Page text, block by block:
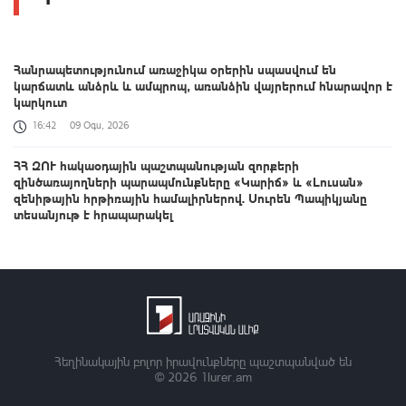
Հանրապետությունում առաջիկա օրերին սպասվում են
կարճատև անձրև և ամպրոպ, առանձին վայրերում հնարավոր է
կարկուտ
16:42 09 Օգս, 2026
ՀՀ ԶՈՒ հակաօդային պաշտպանության զորքերի
զինծառայողների պարապմունքները «Կարիճ» և «Լուսան»
զենիթային հրթիռային համալիրներով. Սուրեն Պապիկյանը
տեսանյութ է հրապարակել
+35°C-ից բարձր ջերմաստիճաններին. Լևոն Ազիզյան
Հրդեհ Սոլակ բնակավայրում․ կանխվել է հրդեհի տարածումը
Հեղինակային բոլոր իրավունքները պաշտպանված են
© 2026 1lurer.am